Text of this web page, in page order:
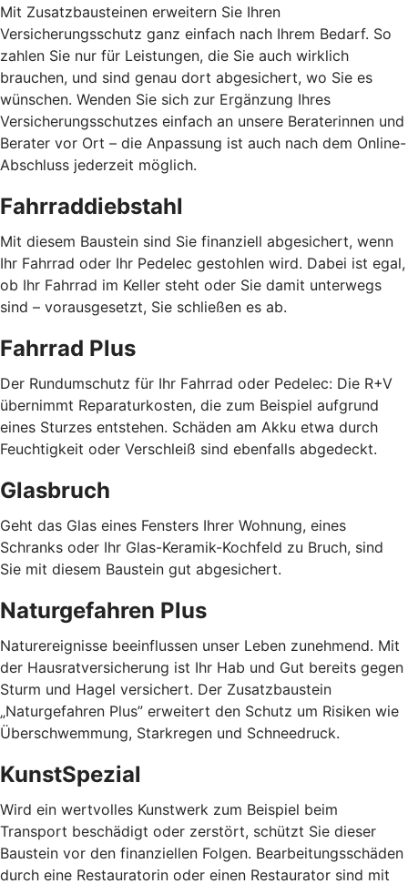
Mit Zusatzbausteinen erweitern Sie Ihren
Versicherungsschutz ganz einfach nach Ihrem Bedarf. So
zahlen Sie nur für Leistungen, die Sie auch wirklich
brauchen, und sind genau dort abgesichert, wo Sie es
wünschen. Wenden Sie sich zur Ergänzung Ihres
Versicherungsschutzes einfach an unsere Beraterinnen und
Berater vor Ort – die Anpassung ist auch nach dem Online-
Abschluss jederzeit möglich.
Fahrraddiebstahl
Mit diesem Baustein sind Sie finanziell abgesichert, wenn
Ihr Fahrrad oder Ihr Pedelec gestohlen wird. Dabei ist egal,
ob Ihr Fahrrad im Keller steht oder Sie damit unterwegs
sind – vorausgesetzt, Sie schließen es ab.
Fahrrad Plus
Der Rundumschutz für Ihr Fahrrad oder Pedelec: Die R+V
übernimmt Reparaturkosten, die zum Beispiel aufgrund
eines Sturzes entstehen. Schäden am Akku etwa durch
Feuchtigkeit oder Verschleiß sind ebenfalls abgedeckt.
Glasbruch
Geht das Glas eines Fensters Ihrer Wohnung, eines
Schranks oder Ihr Glas-Keramik-Kochfeld zu Bruch, sind
Sie mit diesem Baustein gut abgesichert.
Naturgefahren Plus
Naturereignisse beeinflussen unser Leben zunehmend. Mit
der Hausratversicherung ist Ihr Hab und Gut bereits gegen
Sturm und Hagel versichert. Der Zusatzbaustein
„Naturgefahren Plus” erweitert den Schutz um Risiken wie
Überschwemmung, Starkregen und Schneedruck.
KunstSpezial
Wird ein wertvolles Kunstwerk zum Beispiel beim
Transport beschädigt oder zerstört, schützt Sie dieser
Baustein vor den finanziellen Folgen. Bearbeitungsschäden
durch eine Restauratorin oder einen Restaurator sind mit